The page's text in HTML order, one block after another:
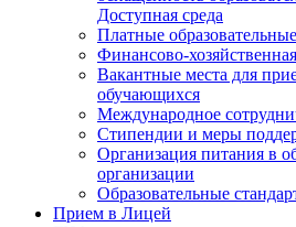
Доступная среда
Платные
Финансово-
Вакантные места для
обучающихся
Международное
Стипендии и меры
Организация питания в
организации
Образовательные
Прием в Лицей